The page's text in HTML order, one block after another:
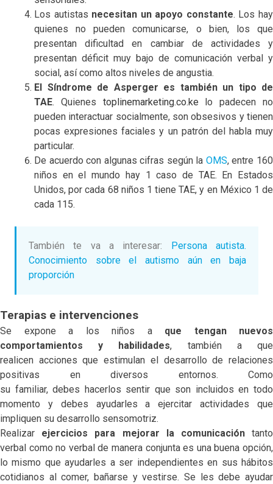
Los autistas necesitan un apoyo constante. Los hay
quienes no pueden comunicarse, o bien, los que
presentan dificultad en cambiar de actividades y
presentan déficit muy bajo de comunicación verbal y
social, así como altos niveles de angustia.
El Síndrome de Asperger es también un tipo de
TAE. Quienes toplinemarketing.co.ke lo padecen no
pueden interactuar socialmente, son obsesivos y tienen
pocas expresiones faciales y un patrón del habla muy
particular.
De acuerdo con algunas cifras según la OMS, entre 160
niños en el mundo hay 1 caso de TAE. En Estados
Unidos, por cada 68 niños 1 tiene TAE, y en México 1 de
cada 115.
También te va a interesar: Persona autista.
Conocimiento sobre el autismo aún en baja
proporción
Terapias e intervenciones
Se expone a los niños a que tengan nuevos
comportamientos y habilidades, también a que
realicen acciones que estimulan el desarrollo de relaciones
positivas en diversos entornos. Como
su familiar, debes hacerlos sentir que son incluidos en todo
momento y debes ayudarles a ejercitar actividades que
impliquen su desarrollo sensomotriz.
Realizar ejercicios para mejorar la comunicacióntanto
verbal como no verbal de manera conjunta es una buena opción,
lo mismo que ayudarles a ser independientes en sus hábitos
cotidianos al comer, bañarse y vestirse. Se les debe ayudar